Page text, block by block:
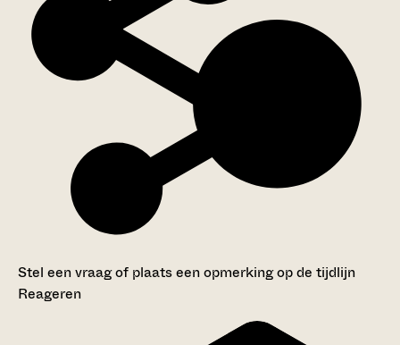
Stel een vraag of plaats een opmerking op de tijdlijn
Reageren